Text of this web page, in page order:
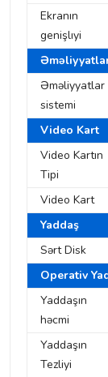
Ekranın
genişlıyi
Əməliyyatlar
sistemi
Video Kart
Video Kartın
Tipi
Video Kart
Yaddaş
Sərt Disk
Operativ
Yaddaşın
həcmi
Yaddaşın
Tezliyi